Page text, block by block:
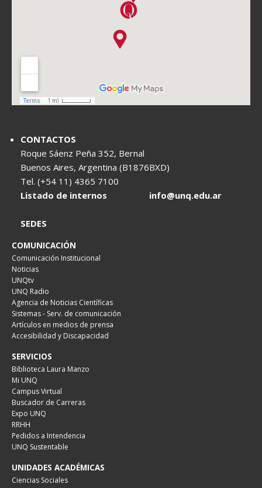
CONTACTOS
Roque Sáenz Peña 352, Bernal
Buenos Aires, Argentina (B1876BXD)
Tel. (+54 11) 4365 7100
Listado de internos
info@unq.edu.ar
SEDES
COMUNICACIÓN
Comunicación Institucional
Noticias
UNQtv
UNQ Radio
Agencia de Noticias Científicas
Sistemas - Serv. de comunicación
Artículos en medios de prensa
Accesibilidad y Discapacidad
SERVICIOS
Biblioteca Laura Manzo
Mi UNQ
Campus Virtual
Buscador de Carreras
Expo UNQ
RRHH
Pedidos a Intendencia
UNQ Sustentable
UNIDADES ACADÉMICAS
Ciencias Sociales